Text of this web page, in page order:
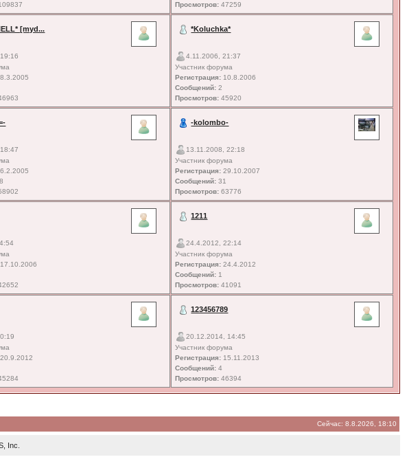
Просмотров: 47259
[myd...
8.3.2005
*Koluchka*
4.11.2006, 21:37
Участник форума
Регистрация: 10.8.2006
Сообщений: 2
Просмотров: 45920
6.2.2005
-kolombo-
13.11.2008, 22:18
Участник форума
Регистрация: 29.10.2007
Сообщений: 31
Просмотров: 63776
17.10.2006
1211
24.4.2012, 22:14
Участник форума
Регистрация: 24.4.2012
Сообщений: 1
Просмотров: 41091
20.9.2012
123456789
20.12.2014, 14:45
Участник форума
Регистрация: 15.11.2013
Сообщений: 4
Просмотров: 46394
Сейчас: 8.8.2026, 18:10
Inc